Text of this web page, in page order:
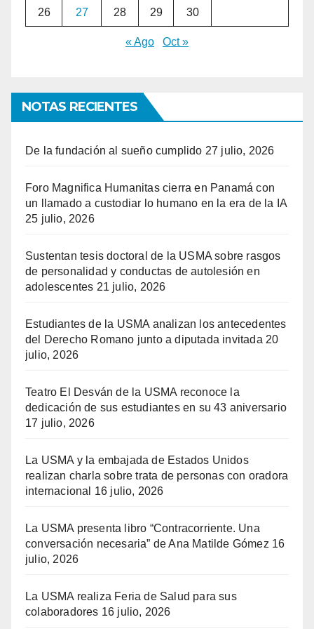
26 27 28 29 30
« Ago Oct »
NOTAS RECIENTES
De la fundación al sueño cumplido 27 julio, 2026
Foro Magnifica Humanitas cierra en Panamá con
un llamado a custodiar lo humano en la era de la IA
25 julio, 2026
Sustentan tesis doctoral de la USMA sobre rasgos
de personalidad y conductas de autolesión en
adolescentes 21 julio, 2026
Estudiantes de la USMA analizan los antecedentes
del Derecho Romano junto a diputada invitada 20
julio, 2026
Teatro El Desván de la USMA reconoce la
dedicación de sus estudiantes en su 43 aniversario
17 julio, 2026
La USMA y la embajada de Estados Unidos
realizan charla sobre trata de personas con oradora
internacional
16 julio, 2026
La USMA presenta libro “Contracorriente. Una
conversación necesaria” de Ana Matilde Gómez 16
julio, 2026
La USMA realiza Feria de Salud para sus
colaboradores 16 julio, 2026